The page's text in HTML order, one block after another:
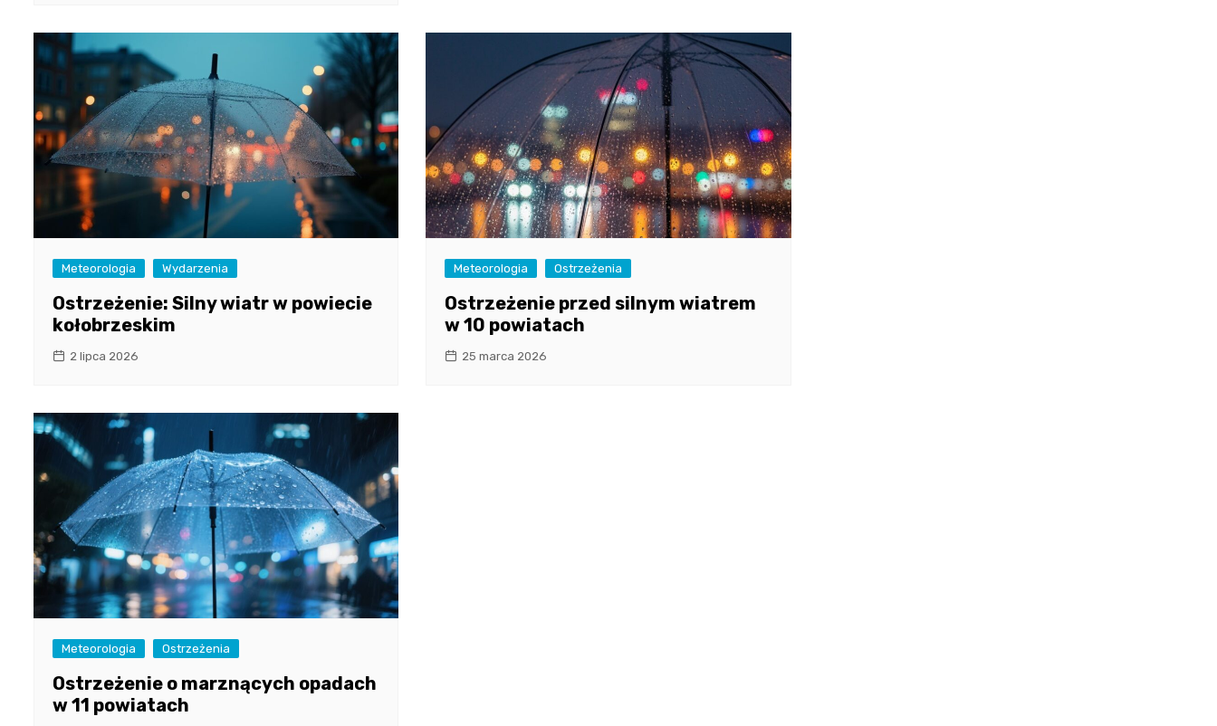
Meteorologia Wydarzenia
Ostrzeżenie: Silny wiatr w powiecie
kołobrzeskim
2 lipca 2026
Meteorologia Ostrzeżenia
Ostrzeżenie przed silnym wiatrem
w 10 powiatach
25 marca 2026
Meteorologia Ostrzeżenia
Ostrzeżenie o marznących opadach
w 11 powiatach